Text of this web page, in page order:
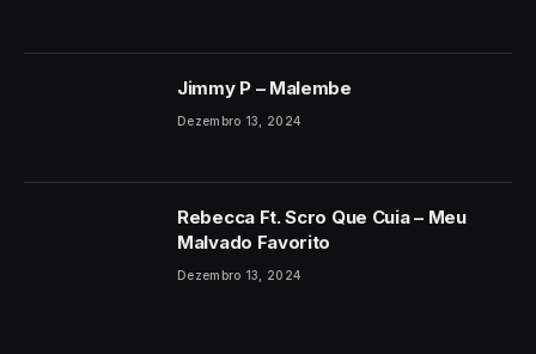
Jimmy P – Malembe
Dezembro 13, 2024
Rebecca Ft. Scro Que Cuia – Meu
Malvado Favorito
Dezembro 13, 2024